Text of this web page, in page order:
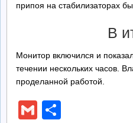
припоя на стабилизаторах
В
Монитор включился и
течении нескольких часов.
проделанной работой.
Gmail